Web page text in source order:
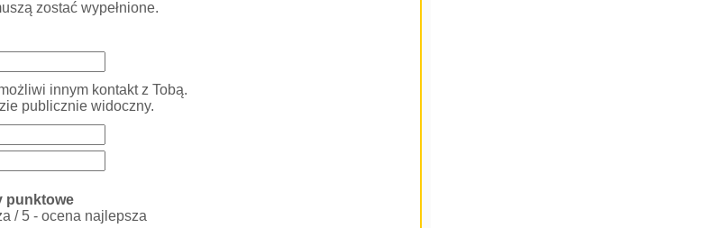
zostać wypełnione.
innym kontakt z Tobą.
publicznie widoczny.
punktowe
/ 5 - ocena najlepsza